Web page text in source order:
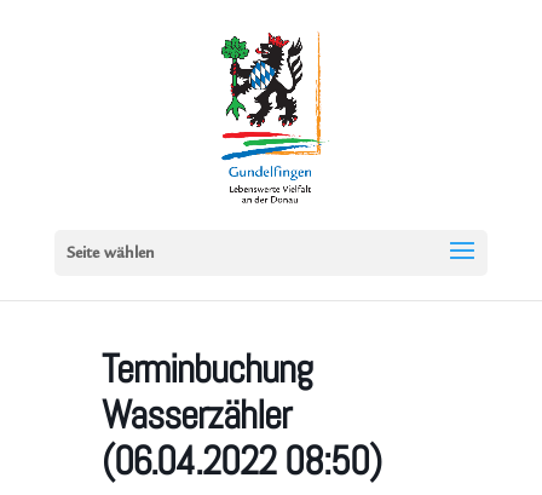
Seite wählen
Terminbuchung
Wasserzähler
(06.04.2022 08:50)